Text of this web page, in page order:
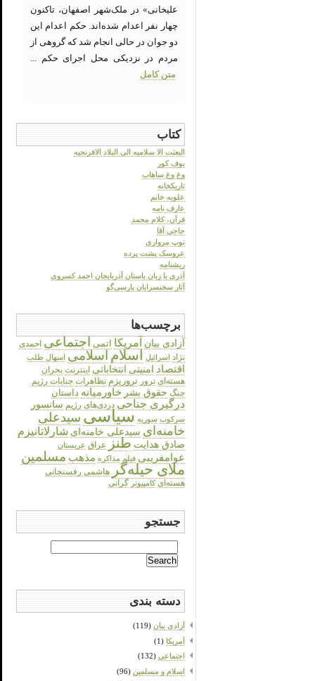
علیخانی» در ملک‌شهر اصفهان، تاکنون
چهار نفر اعدام شده‌اند. حکم اعدام این
دو جوان در حالی انجام شد که گروهی از
مردم در نزدیکی محل اجرای حکم ...
متن کامل
کتاب
البعثت الا سلامیه الی البلاد الافرنجیه
بوف کور
وغ وغ ساهاب
تاریکخانه
علویه خانم
عارف نامه
قرآن، کلام محمد
حاجی آقا
توپ مرواری
عروسک پشت پرده
ریشنامه
آذری یا زبان باستان آذربایجان احمد کسروی
آثار سخنسرایان پارسی‌گو
برچسب‌ها
آزادی بیان آمریکا اتمی اجتماعی احمدی
نژاد اسرائیل اسلام اسلامی اسهال طلب
اقتصاد امنیتی انتخاباتی اینترنت بحران
هسته‌ای ترور تروریزم تظاهرات جنایات رژیم
جنگ حقوق بشر خاورمیانه داستان
درگیری جناحی دزدی‌های رژیم سانسور
سرکوب سوریه سیاسی سیدعلی
خامنه‌ای سیدعلی خامنه‌ای شارلاتانیزم
صادق هدایت طنز عراق عربستان
عوامفریبی فیلم مذاکره مذهب مسلمین
ملای حیله‌گر
هاشمی رفسنجانی
هسته‌ای کامپیوتر گرانی
جستجو
for:
دسته بندی
آزادی بیان (119)
آمریکا (1)
اجتماعی (132)
اسلام و مسلمین (96)